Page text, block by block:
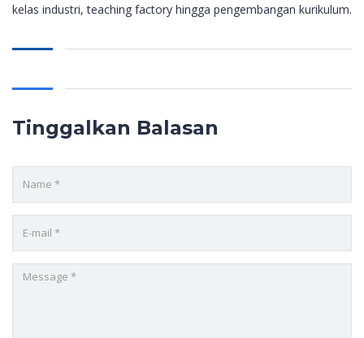
kelas industri, teaching factory hingga pengembangan kurikulum.
Tinggalkan Balasan